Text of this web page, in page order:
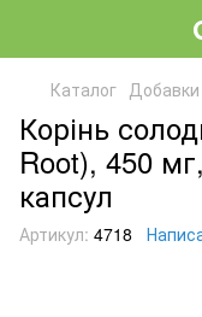
Каталог Добавки
Корінь
Root), 450
капсул
Артикул: 4718